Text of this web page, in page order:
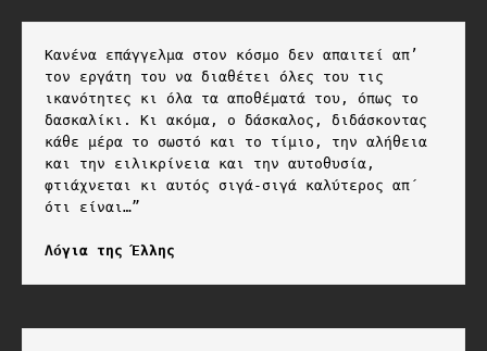
Κανένα επάγγελμα στον κόσμο δεν απαιτεί απ’
τον εργάτη του να διαθέτει όλες του τις
ικανότητες κι όλα τα αποθέματά του, όπως το
δασκαλίκι. Κι ακόμα, ο δάσκαλος, διδάσκοντας
κάθε μέρα το σωστό και το τίμιο, την αλήθεια
και την ειλικρίνεια και την αυτοθυσία,
φτιάχνεται κι αυτός σιγά-σιγά καλύτερος απ΄
ότι είναι…”
Λόγια της Έλλης